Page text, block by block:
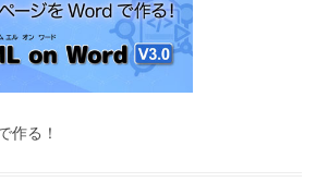
作る！